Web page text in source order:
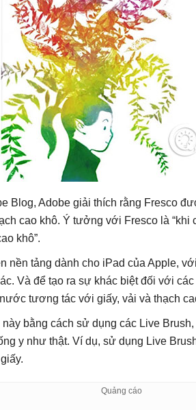
Blog, Adobe giải thích rằng Fresco
cao khô. Ý tưởng với Fresco là “khi
khô”.
nền tảng dành cho iPad của Apple,
Và để tạo ra sự khác biệt đối với
tương tác với giấy, vải và thạch
bằng cách sử dụng các Live
y như thật. Ví dụ, sử dụng Live